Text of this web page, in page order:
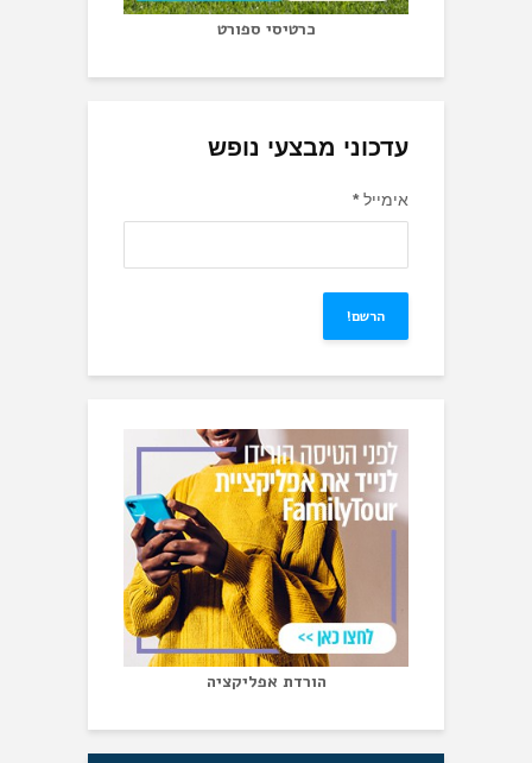
כרטיסי ספורט
עדכוני מבצעי נופש
אימייל*
הורדת אפליקציה